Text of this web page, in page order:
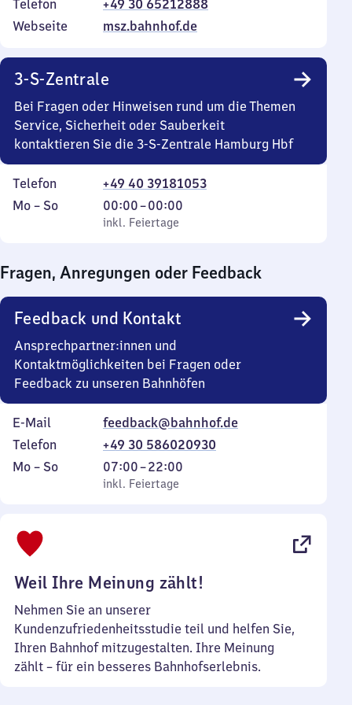
Telefon
+49 30 65212888
Webseite
msz.bahnhof.de
3-S-Zentrale
Bei Fragen oder Hinweisen rund um die Themen
Service, Sicherheit oder Sauberkeit
kontaktieren Sie die 3-S-Zentrale Hamburg Hbf
Telefon
+49 40 39181053
Montag
Mo – So,
inkl. Feiertage
00:00–00:00
Von
0
0
Uhr
inkl. Feiertage
Fragen, Anregungen oder Feedback
Feedback und Kontakt
Ansprechpartner:innen und
Kontaktmöglichkeiten bei Fragen oder
Feedback zu unseren Bahnhöfen
E-Mail
feedback@bahnhof.de
Telefon
+49 30 586020930
Montag
Mo – So,
inkl. Feiertage
07:00–22:00
Von
7
inkl. Feiertage
Weil Ihre Meinung zählt!
Nehmen Sie an unserer
Kundenzufriedenheitsstudie teil und helfen Sie,
Ihren Bahnhof mitzugestalten. Ihre Meinung
zählt – für ein besseres Bahnhofserlebnis.